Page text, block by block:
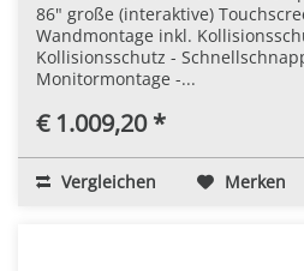
86" große (interaktive)
Wandmontage inkl.
Kollisionsschutz -
Monitormontage -...
€ 1.009,20 *
Vergleichen Merken